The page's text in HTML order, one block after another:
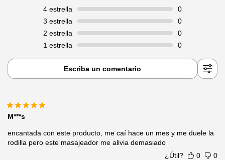
4estrella
0
3 estrella
0
2 estrella
0
1 estrella 0
Escriba un comentario
M***s
encantada con este producto, me caí hace un mes y me duele la
rodilla pero este masajeador me alivia demasiado
¿Útil?
0 0